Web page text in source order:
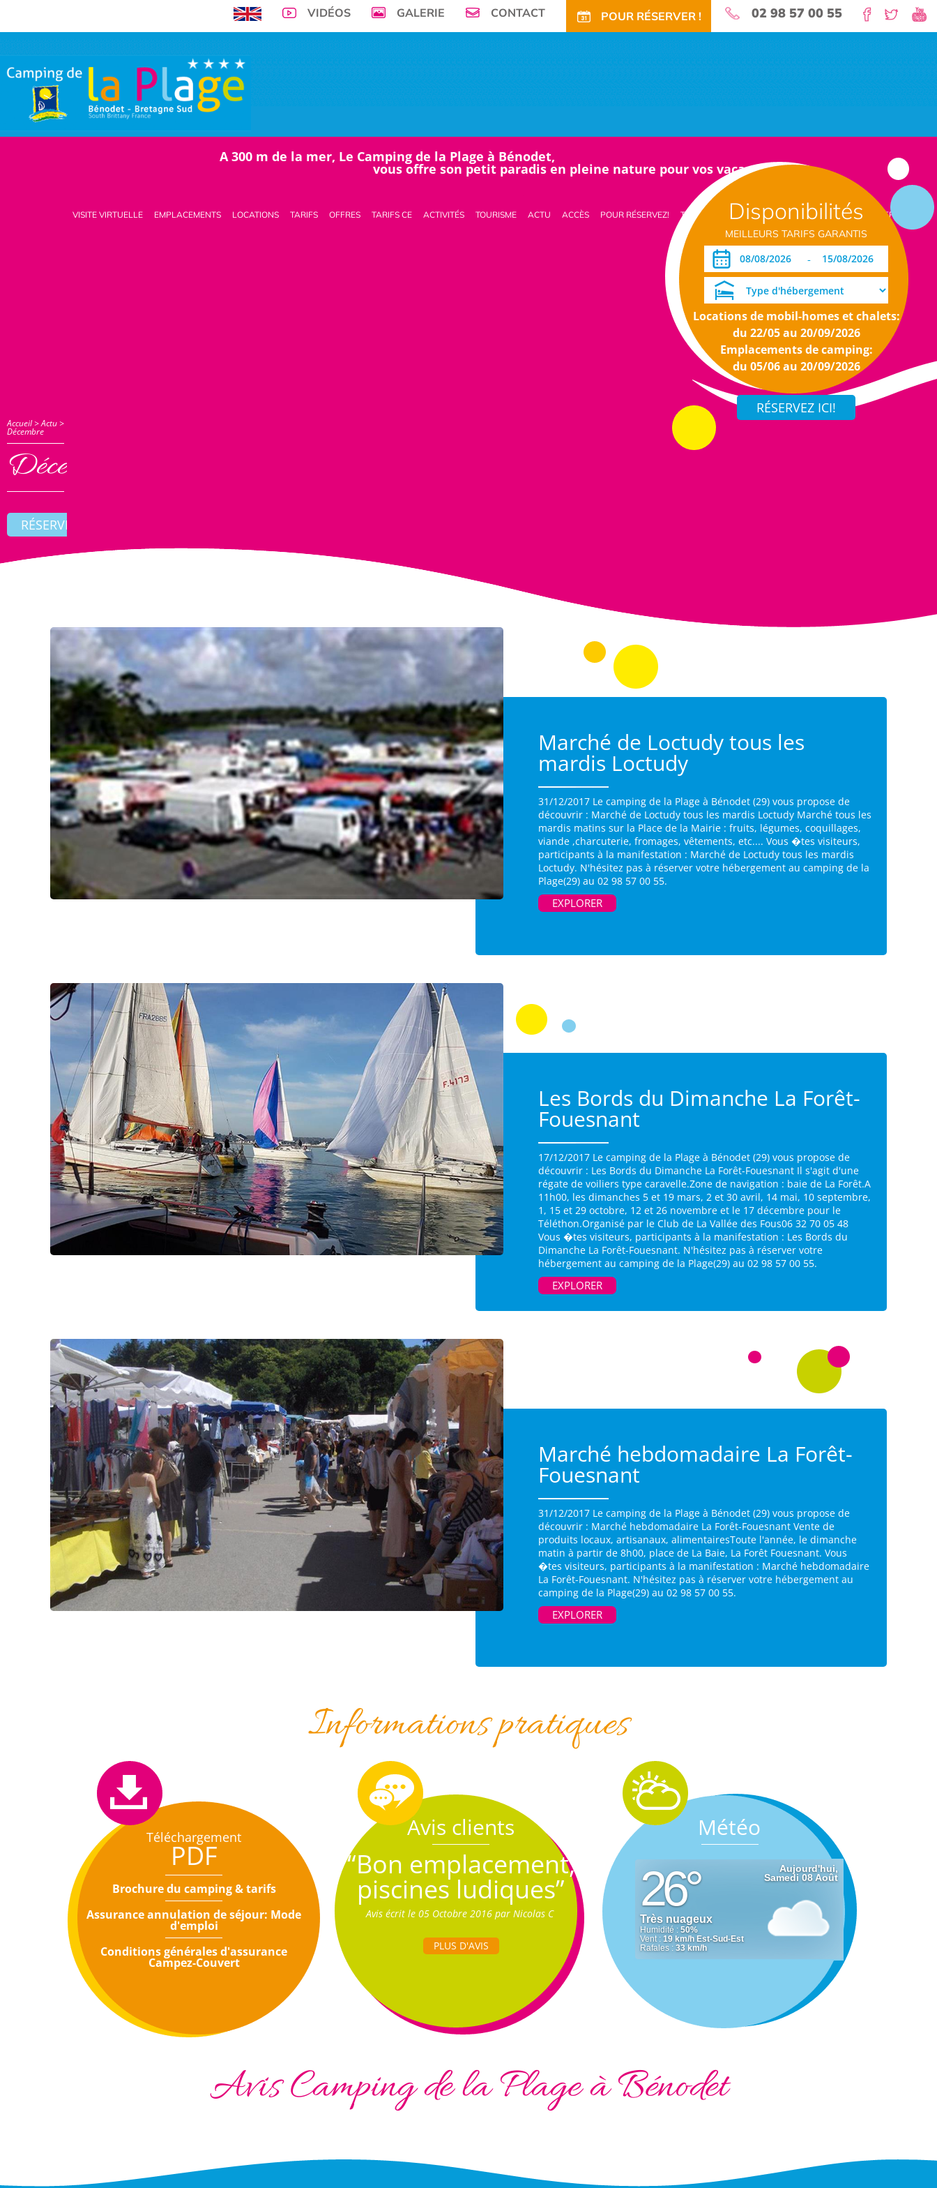
VIDÉOS GALERIE CONTACT POUR RÉSERVER ! 02 98 57 00 55
A 300 m de la mer, Le Camping de la Plage à Bénodet,
vous offre son petit paradis en pleine nature pour vos vacances!
VISITE VIRTUELLE EMPLACEMENTS LOCATIONS TARIFS OFFRES TARIFS CE ACTIVITÉS TOURISME ACTU ACCÈS POUR RÉSERVEZ! TÉLÉCHARGEMENT PDF DATES OUVERTURE RÉSERVATION
Disponibilités
MEILLEURS TARIFS GARANTIS
-
Locations de mobil-homes et chalets:
du 22/05 au 20/09/2026
Emplacements de camping:
du 05/06 au 20/09/2026
Accueil>Actu>
Décembre
Décembre
RÉSERVER
Marché de Loctudy tous les
mardis Loctudy
31/12/2017 Le camping de la Plage à Bénodet (29) vous propose de
découvrir : Marché de Loctudy tous les mardis Loctudy Marché tous les
mardis matins sur la Place de la Mairie : fruits, légumes, coquillages,
viande ,charcuterie, fromages, vêtements, etc.... Vous �tes visiteurs,
participants à la manifestation : Marché de Loctudy tous les mardis
Loctudy. N'hésitez pas à réserver votre hébergement au camping de la
Plage(29) au 02 98 57 00 55.
EXPLORER
Les Bords du Dimanche La Forêt-
Fouesnant
17/12/2017 Le camping de la Plage à Bénodet (29) vous propose de
découvrir : Les Bords du Dimanche La Forêt-Fouesnant Il s'agit d'une
régate de voiliers type caravelle.Zone de navigation : baie de La Forêt.A
11h00, les dimanches 5 et 19 mars, 2 et 30 avril, 14 mai, 10 septembre,
1, 15 et 29 octobre, 12 et 26 novembre et le 17 décembre pour le
Téléthon.Organisé par le Club de La Vallée des Fous06 32 70 05 48
Vous �tes visiteurs, participants à la manifestation : Les Bords du
Dimanche La Forêt-Fouesnant. N'hésitez pas à réserver votre
hébergement au camping de la Plage(29) au 02 98 57 00 55.
EXPLORER
Marché hebdomadaire La Forêt-
Fouesnant
31/12/2017 Le camping de la Plage à Bénodet (29) vous propose de
découvrir : Marché hebdomadaire La Forêt-Fouesnant Vente de
produits locaux, artisanaux, alimentairesToute l'année, le dimanche
matin à partir de 8h00, place de La Baie, La Forêt Fouesnant. Vous
�tes visiteurs, participants à la manifestation : Marché hebdomadaire
La Forêt-Fouesnant. N'hésitez pas à réserver votre hébergement au
camping de la Plage(29) au 02 98 57 00 55.
EXPLORER
Informations pratiques
Téléchargement
PDF
Brochure du camping & tarifs
Assurance annulation de séjour: Mode
d'emploi
Conditions générales d'assurance
Campez-Couvert
Avis clients
“Bon emplacement,
piscines ludiques”
Avis écrit le 05 Octobre 2016 par Nicolas C
PLUS D'AVIS
Météo
Avis Camping de la Plage à Bénodet